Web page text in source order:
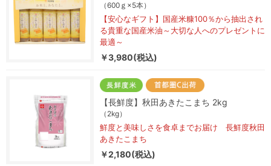
（600ｇ×5本）
【安心なギフト】国産米糠100％から抽出され
る貴重な国産米油～大切な人へのプレゼントに
最適～
￥3,980(税込)
【長鮮度】秋田あきたこまち 2kg
（2kg）
鮮度と美味しさを食卓までお届け 長鮮度秋田
あきたこまち
￥2,180(税込)